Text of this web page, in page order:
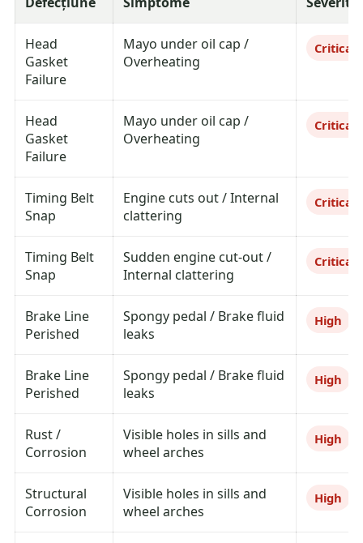
Head
Gasket
Failure
Mayo under oil cap /
Overheating
Critical
Head
Gasket
Failure
Mayo under oil cap /
Overheating
Critical
Timing Belt
Snap
Engine cuts out / Internal
clattering
Critical
Timing Belt
Snap
Sudden engine cut-out /
Internal clattering
Critical
Brake Line
Perished
Spongy pedal / Brake fluid
leaks
High
Brake Line
Perished
Spongy pedal / Brake fluid
leaks
High
Rust /
Corrosion
Visible holes in sills and
wheel arches
High
Structural
Corrosion
Visible holes in sills and
wheel arches
High